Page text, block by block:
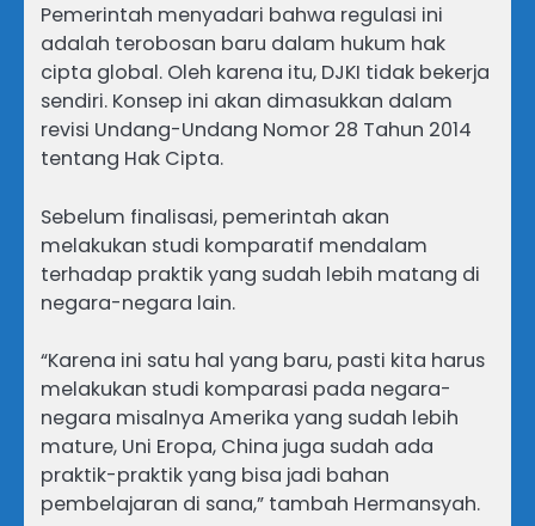
Pemerintah menyadari bahwa regulasi ini
adalah terobosan baru dalam hukum hak
cipta global. Oleh karena itu, DJKI tidak bekerja
sendiri. Konsep ini akan dimasukkan dalam
revisi Undang-Undang Nomor 28 Tahun 2014
tentang Hak Cipta.
Sebelum finalisasi, pemerintah akan
melakukan studi komparatif mendalam
terhadap praktik yang sudah lebih matang di
negara-negara lain.
“Karena ini satu hal yang baru, pasti kita harus
melakukan studi komparasi pada negara-
negara misalnya Amerika yang sudah lebih
mature, Uni Eropa, China juga sudah ada
praktik-praktik yang bisa jadi bahan
pembelajaran di sana,” tambah Hermansyah.